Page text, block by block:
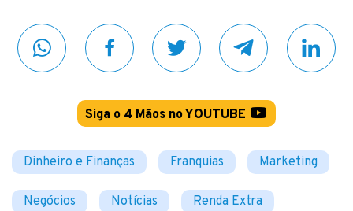
Siga o 4 Mãos no YOUTUBE
Dinheiro e Finanças Franquias Marketing
Negócios Notícias Renda Extra